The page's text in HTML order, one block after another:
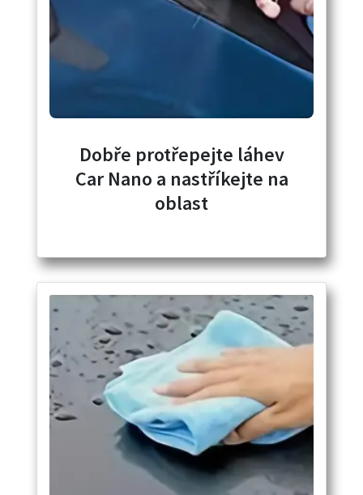
Dobře protřepejte láhev
Car Nano a nastříkejte na
oblast